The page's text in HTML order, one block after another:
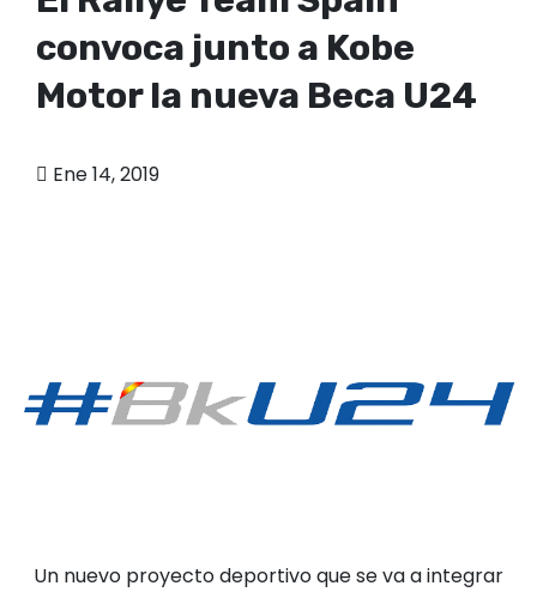
convoca junto a Kobe
Motor la nueva Beca U24
Ene 14, 2019
Un nuevo proyecto deportivo que se va a integrar